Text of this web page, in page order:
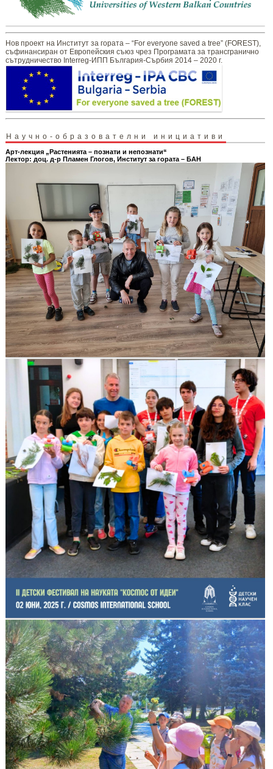
Нов проект на Институт за гората – “For everyone saved a tree” (FOREST),
съфинансиран от Европейския съюз чрез Програмата за трансгранично
сътрудничество Interreg-ИПП България-Сърбия 2014 – 2020 г.
Научно-образователни инициативи
Арт-лекция „Растенията – познати и непознати“
Лектор: доц. д-р Пламен Глогов, Институт за гората – БАН